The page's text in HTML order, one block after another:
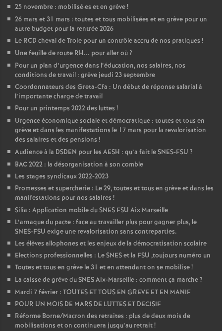
25 novembre : mobilisé·es et en grève!
26 mars et 31 mars : toutes et tous mobilisées et en grève pour un
autre budget pour la rentrée 2026
Le RCD cheval de Troie pour un contrôle accru de nos pratiques !
Une feuille de route RH... pour aller où?
Pour un plan d’urgence dans l’éducation, nos salaires, nos
conditions de travail : grève jeudi 23 septembre
Coordonnateurs des Greta-Cfa : Un début de réponse salarial à
l’importante charge de travail
Pour un printemps 2022 des luttes !
Urgence économique sociale et démocratique : toutes et tous en
grève et dans les manifestations le 17 mars pour la revalorisation
des salaires et des pensions !
Audience à la DSDEN pour les AESH : qu’a fait le SNES-FSU ?
BAC 2022 : la désorganisation à son comble
Les stages syndicaux 2022-2023
Promesses et supercherie : Le 29, toutes et tous en grève et dans les
manifestations pour nos salaires !
Silia : Application mobile du SNES FSU Aix Marseille
L’arnaque du pacte : face au travailler plus pour gagner plus, le
SNES-FSU exige une revalorisation sans contreparties.
Les élèves allophones et les enjeux de la démocratisation scolaire
Elections professionnelles : Le SNES et la FSU ,toujours numéro un
Toutes et tous en grève le 31 et en attendant on se mobilise!
La caisse de grève du SNES Aix-Marseille : comment ça marche?
Mardi 7 février : TOUTES ET TOUS EN GREVE ET EN MANIF
POUR UN MOIS DE MARS DE LUTTES ET DECISIF
Réforme Borne/Macron des retraites : plus de deux mois de
mobilisations et on continuera jusqu’au retrait!